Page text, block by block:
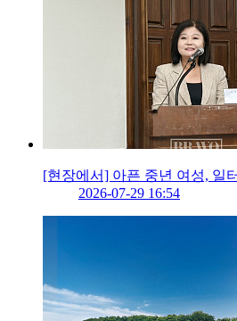
[현장에서] 아픈 중년 여성, 일
2026-07-29 16:54